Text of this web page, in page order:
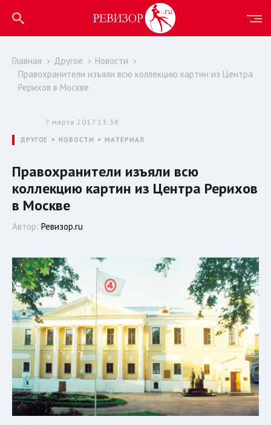
Главная Другое
Новости
Правохранители изъяли всю коллекцию картин из Центра
Рерихов в Москве
7 марта 2017 13:38
ДРУГОЕ НОВОСТИ МАТЕРИАЛ
Правохранители изъяли всю
коллекцию картин из Центра Рерихов
в Москве
Автор: Ревизор.ru